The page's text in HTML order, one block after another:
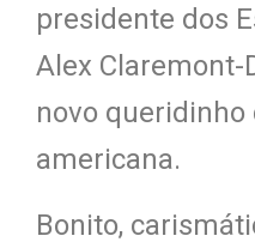
presidente dos
Alex Claremont-
novo
americana.
Bonito,